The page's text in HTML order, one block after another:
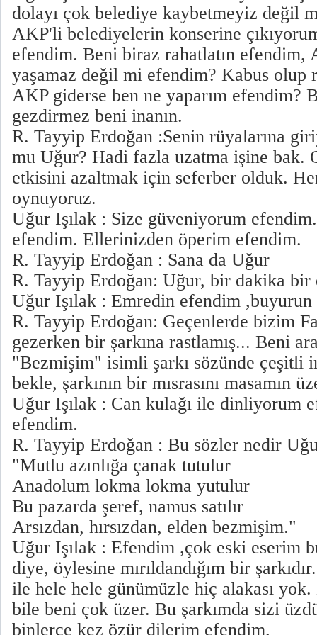
dolayı çok belediye kaybetmeyiz değil
AKP'li belediyelerin konserine
efendim. Beni biraz rahatlatın efendim,
yaşamaz değil mi efendim? Kabus olup
AKP giderse ben ne yaparım efendim?
gezdirmez beni inanın.
R. Tayyip Erdoğan :Senin rüyalarına
mu Uğur? Hadi fazla uzatma işine bak.
etkisini azaltmak için seferber olduk.
oynuyoruz.
Uğur Işılak : Size güveniyorum
efendim. Ellerinizden öperim efendim.
R. Tayyip Erdoğan : Sana da Uğur
R. Tayyip Erdoğan: Uğur, bir dakika bir
Uğur Işılak : Emredin efendim ,buyurun
R. Tayyip Erdoğan: Geçenlerde bizim
gezerken bir şarkına rastlamış... Beni
"Bezmişim" isimli şarkı sözünde çeşitli
bekle, şarkının bir mısrasını masamın
Uğur Işılak : Can kulağı ile dinliyorum
efendim.
R. Tayyip Erdoğan : Bu sözler nedir
"Mutlu azınlığa çanak tutulur
Anadolum lokma lokma yutulur
Bu pazarda şeref, namus satılır
Arsızdan, hırsızdan, elden bezmişim."
Uğur Işılak : Efendim ,çok eski eserim
diye, öylesine mırıldandığım bir
ile hele hele günümüzle hiç alakası
bile beni çok üzer. Bu şarkımda sizi
binlerce kez özür dilerim efendim.